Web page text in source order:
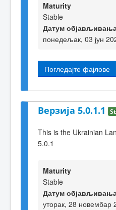
Maturity
Stable
Датум
понедељак, 03 јун
Погледајте фајлове
Верзија 5.0.1.1
This is the Ukrainian
5.0.1
Maturity
Stable
Датум
уторак, 28 новембар